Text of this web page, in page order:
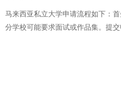
马来西亚私立大学申请流程如下：
分学校可能要求面试或作品集。提